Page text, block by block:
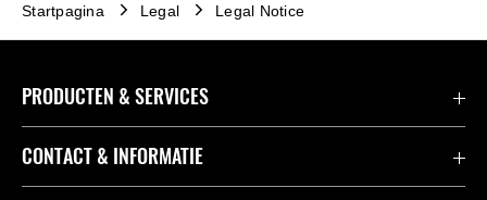
Startpagina Legal Legal Notice
PRODUCTEN & SERVICES
Accessoires & Onderdelen
CONTACT & INFORMATIE